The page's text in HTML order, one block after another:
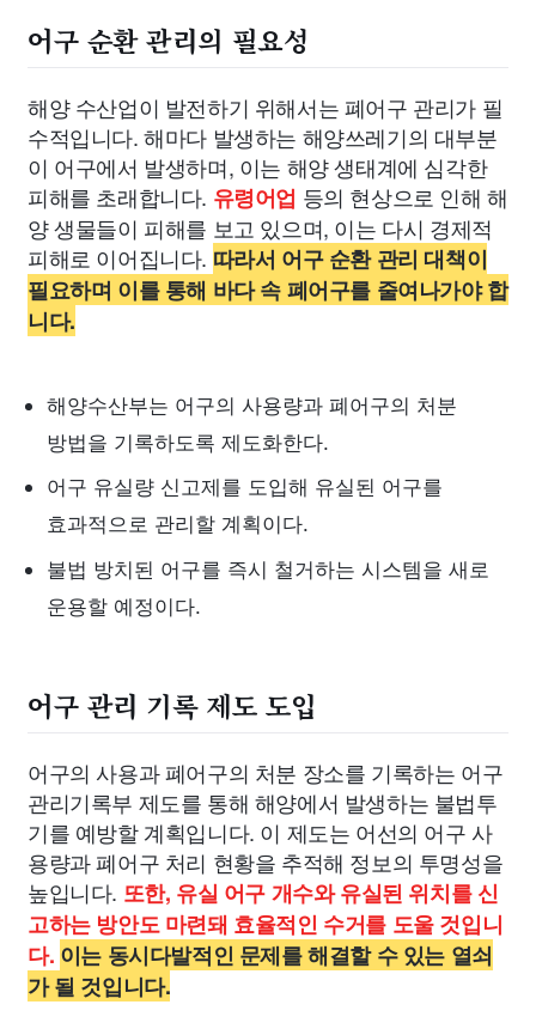
어구 순환 관리의 필요성
해양 수산업이 발전하기 위해서는 폐어구 관리가 필
수적입니다. 해마다 발생하는 해양쓰레기의 대부분
이 어구에서 발생하며, 이는 해양 생태계에 심각한
피해를 초래합니다. 유령어업 등의 현상으로 인해 해
양 생물들이 피해를 보고 있으며, 이는 다시 경제적
피해로 이어집니다. 따라서 어구 순환 관리 대책이
필요하며 이를 통해 바다 속 폐어구를 줄여나가야 합
니다.
해양수산부는 어구의 사용량과 폐어구의 처분
방법을 기록하도록 제도화한다.
어구 유실량 신고제를 도입해 유실된 어구를
효과적으로 관리할 계획이다.
불법 방치된 어구를 즉시 철거하는 시스템을 새로
운용할 예정이다.
어구 관리 기록 제도 도입
어구의 사용과 폐어구의 처분 장소를 기록하는 어구
관리기록부 제도를 통해 해양에서 발생하는 불법투
기를 예방할 계획입니다. 이 제도는 어선의 어구 사
용량과 폐어구 처리 현황을 추적해 정보의 투명성을
높입니다. 또한, 유실 어구 개수와 유실된 위치를 신
고하는 방안도 마련돼 효율적인 수거를 도울 것입니
다. 이는 동시다발적인 문제를 해결할 수 있는 열쇠
가 될 것입니다.